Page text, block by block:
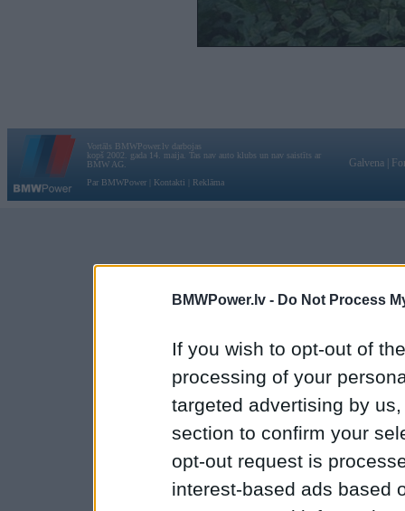
BMWPower.lv - Do Not Process
If you wish to opt-out of
processing of your
targeted advertising by
section to confirm your
opt-out request is
interest-based ads based
Vortāls BMWPower.lv darbojas
kopš 2002. gada 14. maija. Tas nav auto klubs un nav saistīts ar
BMW AG.
Par BMWPower
Kontakti Reklāma
Galvena